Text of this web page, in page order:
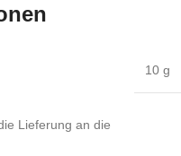
10 g
Lieferung an die